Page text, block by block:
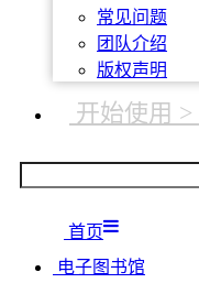
常见问题
团队介绍
版权声明
开始使用 >
首页
电子图书馆